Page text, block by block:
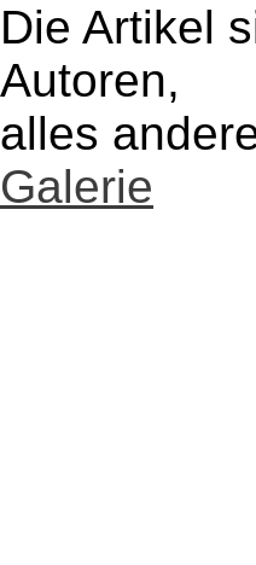
Die Artikel
Autoren,
alles
Galerie